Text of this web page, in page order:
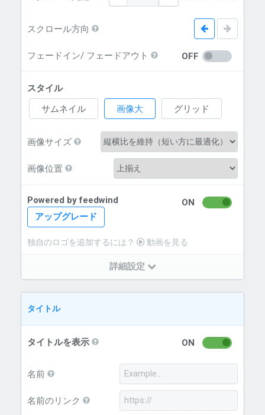
スクロール方向
フェードイン/ フェードアウト OFF
スタイル
サムネイル
画像大 グリッド
画像サイズ
画像位置
Powered by feedwind
アップグレード
ON
独自のロゴを追加するには？ 動画を見る
詳細設定
タイトル
タイトルを表示 ON
名前
名前のリンク